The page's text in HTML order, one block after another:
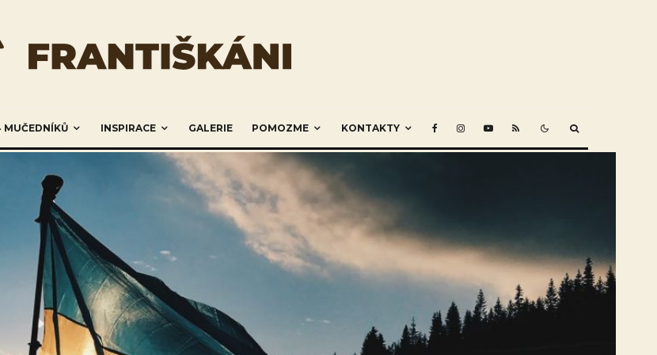
MUČEDNÍKŮ INSPIRACE GALERIE POMOZME KONTAKTY